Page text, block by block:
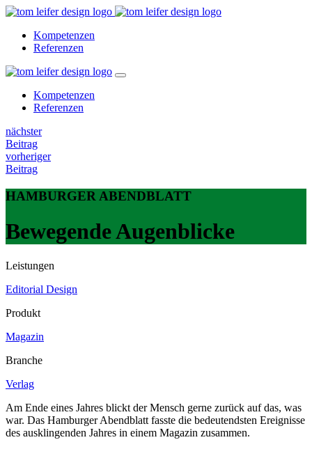
Kompetenzen
Referenzen
Kompetenzen
Referenzen
nächster
Beitrag
vorheriger
Beitrag
HAMBURGER ABENDBLATT
Bewegende Augenblicke
Leistungen
Editorial Design
Produkt
Magazin
Branche
Verlag
Am Ende eines Jahres blickt der Mensch gerne zurück auf das, was
war. Das Hamburger Abendblatt fasste die bedeutendsten Ereignisse
des ausklingenden Jahres in einem Magazin zusammen.